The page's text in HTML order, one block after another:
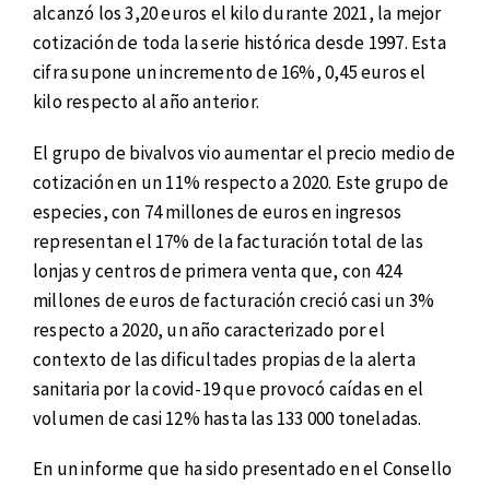
alcanzó los 3,20 euros el kilo durante 2021, la mejor
cotización de toda la serie histórica desde 1997. Esta
cifra supone un incremento de 16%, 0,45 euros el
kilo respecto al año anterior.
El grupo de bivalvos vio aumentar el precio medio de
cotización en un 11% respecto a 2020. Este grupo de
especies, con 74 millones de euros en ingresos
representan el 17% de la facturación total de las
lonjas y centros de primera venta que, con 424
millones de euros de facturación creció casi un 3%
respecto a 2020, un año caracterizado por el
contexto de las dificultades propias de la alerta
sanitaria por la covid-19 que provocó caídas en el
volumen de casi 12% hasta las 133 000 toneladas.
En un informe que ha sido presentado en el Consello